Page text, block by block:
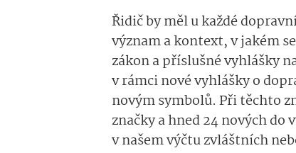
Řidič by měl u každé
význam a kontext, v jakém
zákon a příslušné vyhlášky
v rámci nové vyhlášky o
novým symbolů. Při těchto
značky a hned 24 nových
v našem výčtu zvláštních